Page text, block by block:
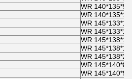
WR 140*135*9,6
WR 140*135*15
WR 145*133*12
WR
WR
WR 145*138*15
WR 145*138*20
WR 145*140*8
WR 145*140*9,6